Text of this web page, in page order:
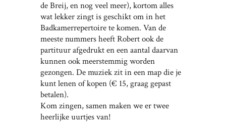
de Breij, en nog veel meer), kortom alles
wat lekker zingt is geschikt om in het
Badkamerrepertoire te komen. Van de
meeste nummers heeft Robert ook de
partituur afgedrukt en een aantal daarvan
kunnen ook meerstemmig worden
gezongen. De muziek zit in een map die je
kunt lenen of kopen (€ 15, graag gepast
betalen).
Kom zingen, samen maken we er twee
heerlijke uurtjes van!